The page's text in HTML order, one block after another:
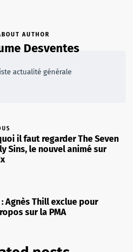
AUTHOR
Desventes
actualité générale
il faut regarder The Seven
Sins, le nouvel animé sur
: Agnès Thill exclue pour
sur la PMA